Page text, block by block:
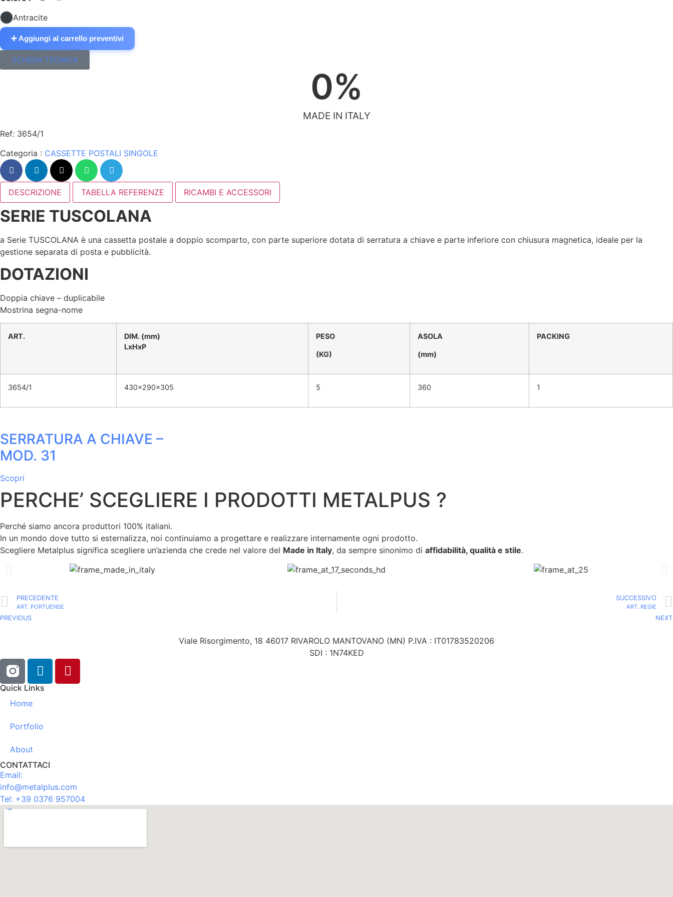
Antracite
➕ Aggiungi al carrello preventivi
SCHEDA TECNICA
MADE IN ITALY
0%
Ref: 3654/1
Categoria : CASSETTE POSTALI SINGOLE
DESCRIZIONE TABELLA REFERENZE RICAMBI E ACCESSORI
SERIE TUSCOLANA
a Serie TUSCOLANA è una cassetta postale a doppio scomparto, con parte superiore dotata di serratura a chiave e parte inferiore con chiusura magnetica, ideale per la
gestione separata di posta e pubblicità.
DOTAZIONI
Doppia chiave – duplicabile
Mostrina segna-nome
ART.
DIM. (mm)
LxHxP
PESO
(KG)
ASOLA
(mm)
PACKING
3654/1 430x290x305 5 360 1
SERRATURA A CHIAVE –
MOD. 31
Scopri
PERCHE’ SCEGLIERE I PRODOTTI METALPUS ?
Perché siamo ancora produttori 100% italiani.
In un mondo dove tutto si esternalizza, noi continuiamo a progettare e realizzare internamente ogni prodotto.
Scegliere Metalplus significa scegliere un’azienda che crede nel valore del Made in Italy, da sempre sinonimo di affidabilità, qualità e stile.
PRECEDENTE
ART. PORTUENSE
SUCCESSIVO
ART. REGIE
PREVIOUS NEXT
Viale Risorgimento, 18 46017 RIVAROLO MANTOVANO (MN) P.IVA : IT01783520206
SDI : 1N74KED
Quick Links
Home
Portfolio
About
CONTATTACI
Email:
info@metalplus.com
Tel: +39 0376 957004